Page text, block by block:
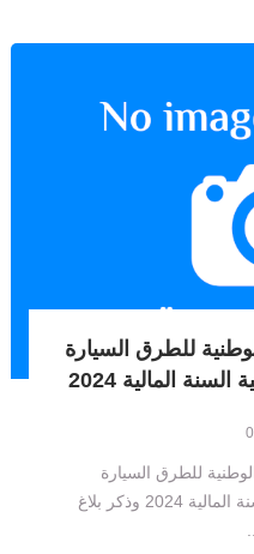
للطرق السيارة
المالية 2024
0
للطرق السيارة
بالمغرب، مؤخرا، على ميزانية السنة المالية 2024 وذكر بلاغ